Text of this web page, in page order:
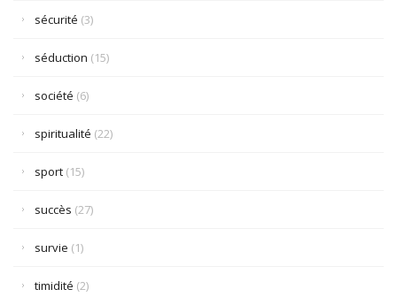
sécurité (3)
séduction (15)
société (6)
spiritualité (22)
sport (15)
succès (27)
survie (1)
timidité (2)